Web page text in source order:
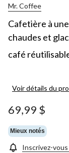
Mr. Coffee
Cafetière à
chaudes et
café
Voir détails du
69,99 $
Mieux notés
Inscrivez-